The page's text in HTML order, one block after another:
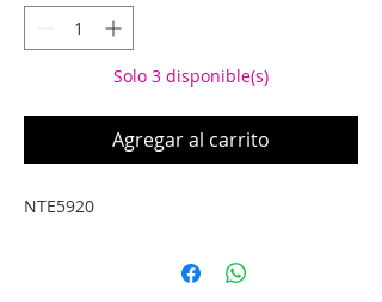
Solo 3 disponible(s)
Agregar al carrito
NTE5920